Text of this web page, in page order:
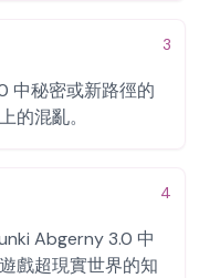
3
中秘密或新路徑的
的混亂。
4
Abgerny 3.0 中
戲超現實世界的知